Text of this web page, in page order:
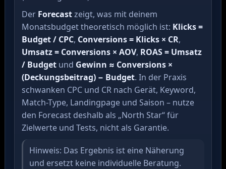
Der Forecastzeigt, was mit deinem
Monatsbudget theoretisch möglich ist: Klicks =
Budget / CPC, Conversions = Klicks × CR,
Umsatz = Conversions × AOV, ROAS = Umsatz
/ Budgetund Gewinn ≈ Conversions ×
(Deckungsbeitrag) − Budget. In der Praxis
schwanken CPC und CR nach Gerät, Keyword,
Match-Type, Landingpage und Saison – nutze
den Forecast deshalb als „North Star“ für
Zielwerte und Tests, nicht als Garantie.
Hinweis: Das Ergebnis ist eine Näherung
und ersetzt keine individuelle Beratung.